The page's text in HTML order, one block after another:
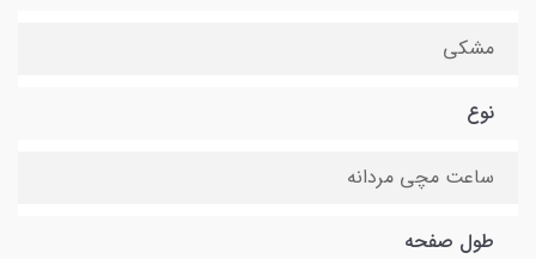
مشکی
نوع
ساعت مچی مردانه
طول صفحه